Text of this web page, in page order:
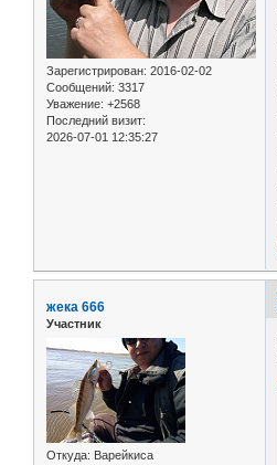
Зарегистрирован: 2016-02-02
Сообщений: 3317
Уважение: +2568
Последний визит:
2026-07-01 12:35:27
жека 666
Участник
Откуда: Варейкиса